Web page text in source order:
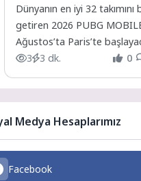
Dünyanın en iyi 32
getiren 2026 PUBG
Ağustos’ta Paris’te
3
3 dk. 0
Medya Hesaplarımız
Facebook